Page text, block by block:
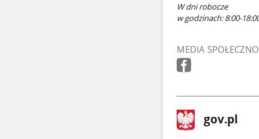
W dni robocze
w godzinach: 8:00-
MEDIA
stopka
gov.pl Strona
gov.pl